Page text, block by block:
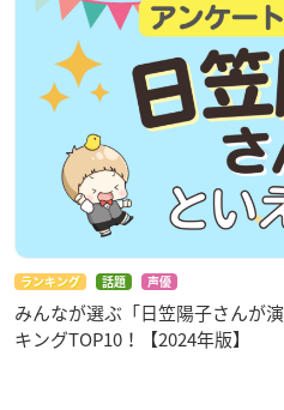
ランキング 話題 声優
みんなが選ぶ「日笠陽子さんが
キングTOP10！【2024年版】